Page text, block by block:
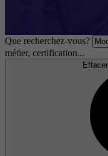
Que recherchez-vous?
métier, certification...